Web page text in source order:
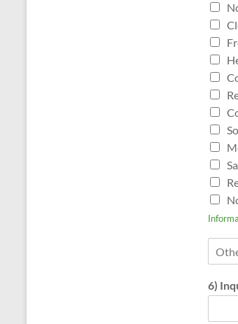
e
r
6)